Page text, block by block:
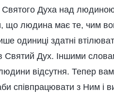
Духа над
що людина має те, чим
здатні
Святий Дух. Іншими
відсутня. Тепер
співпрацювати з Ним і